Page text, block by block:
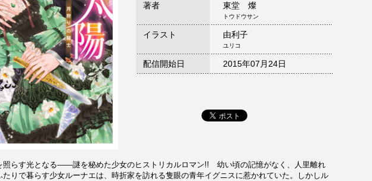
著者 東堂 燦
トウドウサン
イラスト 由利子
ユリコ
配信開始日 2015年07月24日
照らす光となる――謎を秘めた少女のヒストリカルロマン!! 幼い頃の記憶がなく、人里離れ
たりで暮らす少女ルーナエは、時折家を訪れる隻眼の青年イグニスに惹かれていた。しかしル